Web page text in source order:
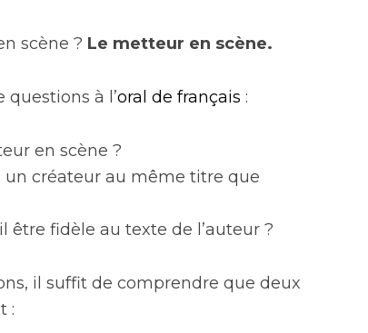
scène ? Le metteur en scène.
questions à l’oral de français :
en scène ?
un créateur au même titre que
être fidèle au texte de l’auteur ?
il suffit de comprendre que deux
: